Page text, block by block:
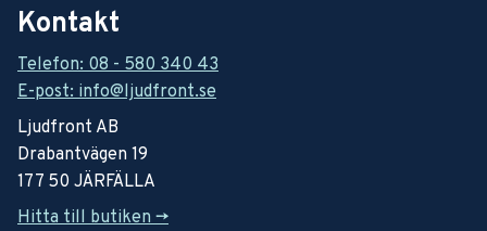
Kontakt
Telefon: 08 - 580 340 43
E-post: info@ljudfront.se
Ljudfront AB
Drabantvägen 19
177 50 JÄRFÄLLA
Hitta till butiken ->